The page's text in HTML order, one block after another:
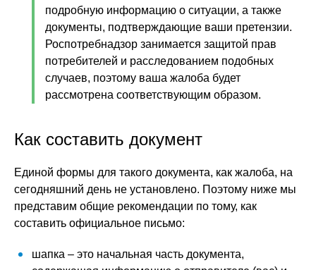
подробную информацию о ситуации, а также
документы, подтверждающие ваши претензии.
Роспотребнадзор занимается защитой прав
потребителей и расследованием подобных
случаев, поэтому ваша жалоба будет
рассмотрена соответствующим образом.
Как составить документ
Единой формы для такого документа, как жалоба, на
сегодняшний день не установлено. Поэтому ниже мы
представим общие рекомендации по тому, как
составить официальное письмо:
шапка – это начальная часть документа,